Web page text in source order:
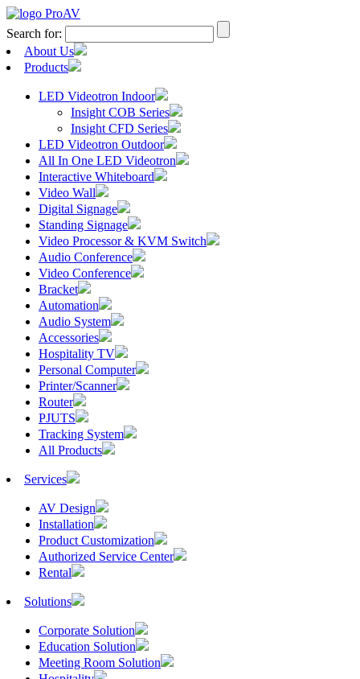
Search for:
About Us
Products
LED Videotron Indoor
Insight COB Series
Insight CFD Series
LED Videotron Outdoor
All In One LED Videotron
Interactive Whiteboard
Video Wall
Digital Signage
Standing Signage
Video Processor & KVM Switch
Audio Conference
Video Conference
Bracket
Automation
Audio System
Accessories
Hospitality TV
Personal Computer
Printer/Scanner
Router
PJUTS
Tracking System
All Products
Services
AV Design
Installation
Product Customization
Authorized Service Center
Rental
Solutions
Corporate Solution
Education Solution
Meeting Room Solution